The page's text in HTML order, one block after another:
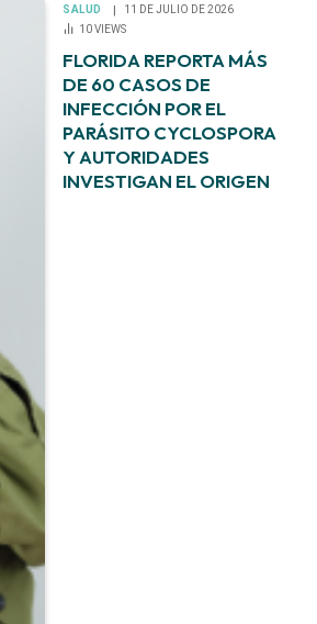
SALUD
11 DE JULIO DE 2026
10VIEWS
FLORIDA REPORTA MÁS
DE 60 CASOS DE
INFECCIÓN POR EL
PARÁSITO CYCLOSPORA
Y AUTORIDADES
INVESTIGAN EL ORIGEN